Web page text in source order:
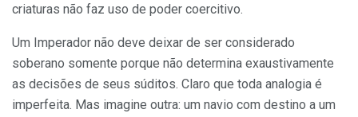
criaturas não faz uso de poder coercitivo.
Um Imperador não deve deixar de ser considerado
soberano somente porque não determina exaustivamente
as decisões de seus súditos. Claro que toda analogia é
imperfeita. Mas imagine outra: um navio com destino a um